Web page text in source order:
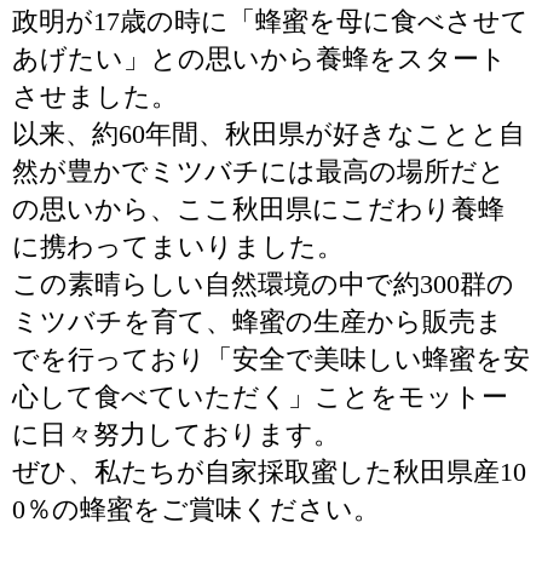
政明が17歳の時に「蜂蜜を母に食べさせて
あげたい」との思いから養蜂をスタート
させました。
以来、約60年間、秋田県が好きなことと自
然が豊かでミツバチには最高の場所だと
の思いから、ここ秋田県にこだわり養蜂
に携わってまいりました。
この素晴らしい自然環境の中で約300群の
ミツバチを育て、蜂蜜の生産から販売ま
でを行っており「安全で美味しい蜂蜜を安
心して食べていただく」ことをモットー
に日々努力しております。
ぜひ、私たちが自家採取蜜した秋田県産10
0％の蜂蜜をご賞味ください。